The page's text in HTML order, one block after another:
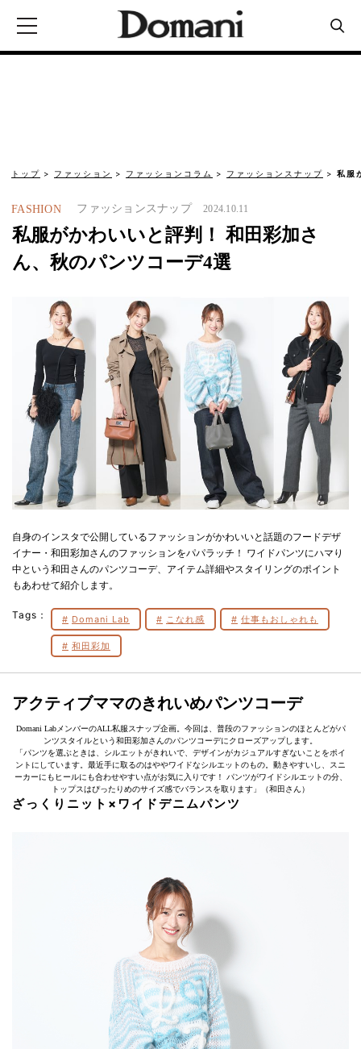
トップ ファッション ファッションコラム ファッションスナップ 私服
FASHION ファッションスナップ 2024.10.11
私服がかわいいと評判！ 和田彩加さ
ん、秋のパンツコーデ4選
自身のインスタで公開しているファッションがかわいいと話題のフードデザ
イナー・和田彩加さんのファッションをパパラッチ！ ワイドパンツにハマり
中という和田さんのパンツコーデ、アイテム詳細やスタイリングのポイント
もあわせて紹介します。
Tags： Domani Lab こなれ感 仕事もおしゃれも
和田彩加
アクティブママのきれいめパンツコーデ
Domani LabメンバーのALL私服スナップ企画。今回は、普段のファッションのほとんどがパ
ンツスタイルという和田彩加さんのパンツコーデにクローズアップします。
「パンツを選ぶときは、シルエットがきれいで、デザインがカジュアルすぎないことをポイ
ントにしています。最近手に取るのはややワイドなシルエットのもの。動きやすいし、スニ
ーカーにもヒールにも合わせやすい点がお気に入りです！ パンツがワイドシルエットの分、
トップスはぴったりめのサイズ感でバランスを取ります」（和田さん）
ざっくりニット×ワイドデニムパンツ